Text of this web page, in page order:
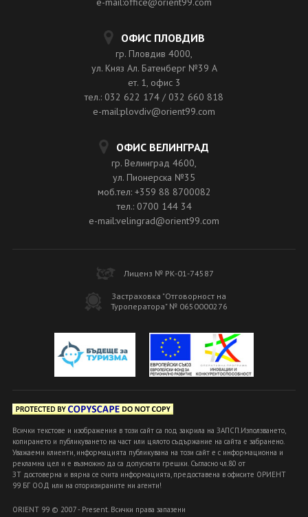
ОФИС ПЛОВДИВ
гр. Пловдив 4000,
ул. Княз Ал. Батенберг №39 A
ет. 1, офис 3
тел.: 032 622 174 / 032 660 818
e-mail:plovdiv@orient99.com
ОФИС ВЕЛИНГРАД
гр. Велинград 4600,
ул. Пионерска №35
моб.тел: +359 88 8700082
тел.: 0700 144 34
e-mail:velingrad@orient99.com
Лиценз № РК-01-74587
Застраховка "Отговорност на
Туроператора" № 0650000276
Всички текстове и изображения в този сайт са под закрила на ЗАПСП.Използването,
копирането и публикуването на част или цялото съдържание на сайта е забранено.
Уважаеми клиенти, информацията публикувана на този сайт е с информационна и
рекламна цел и е възможно да са допуснати грешки. Съгласно чл.80 от
ЗТ достоверна и вярна се счита информацията, предоставена в офисите ОРИЕНТ
99 БГ ООД или на оторизираните ни агенти!
ORIENT 99 © 2007 - Present. Всички права запазени